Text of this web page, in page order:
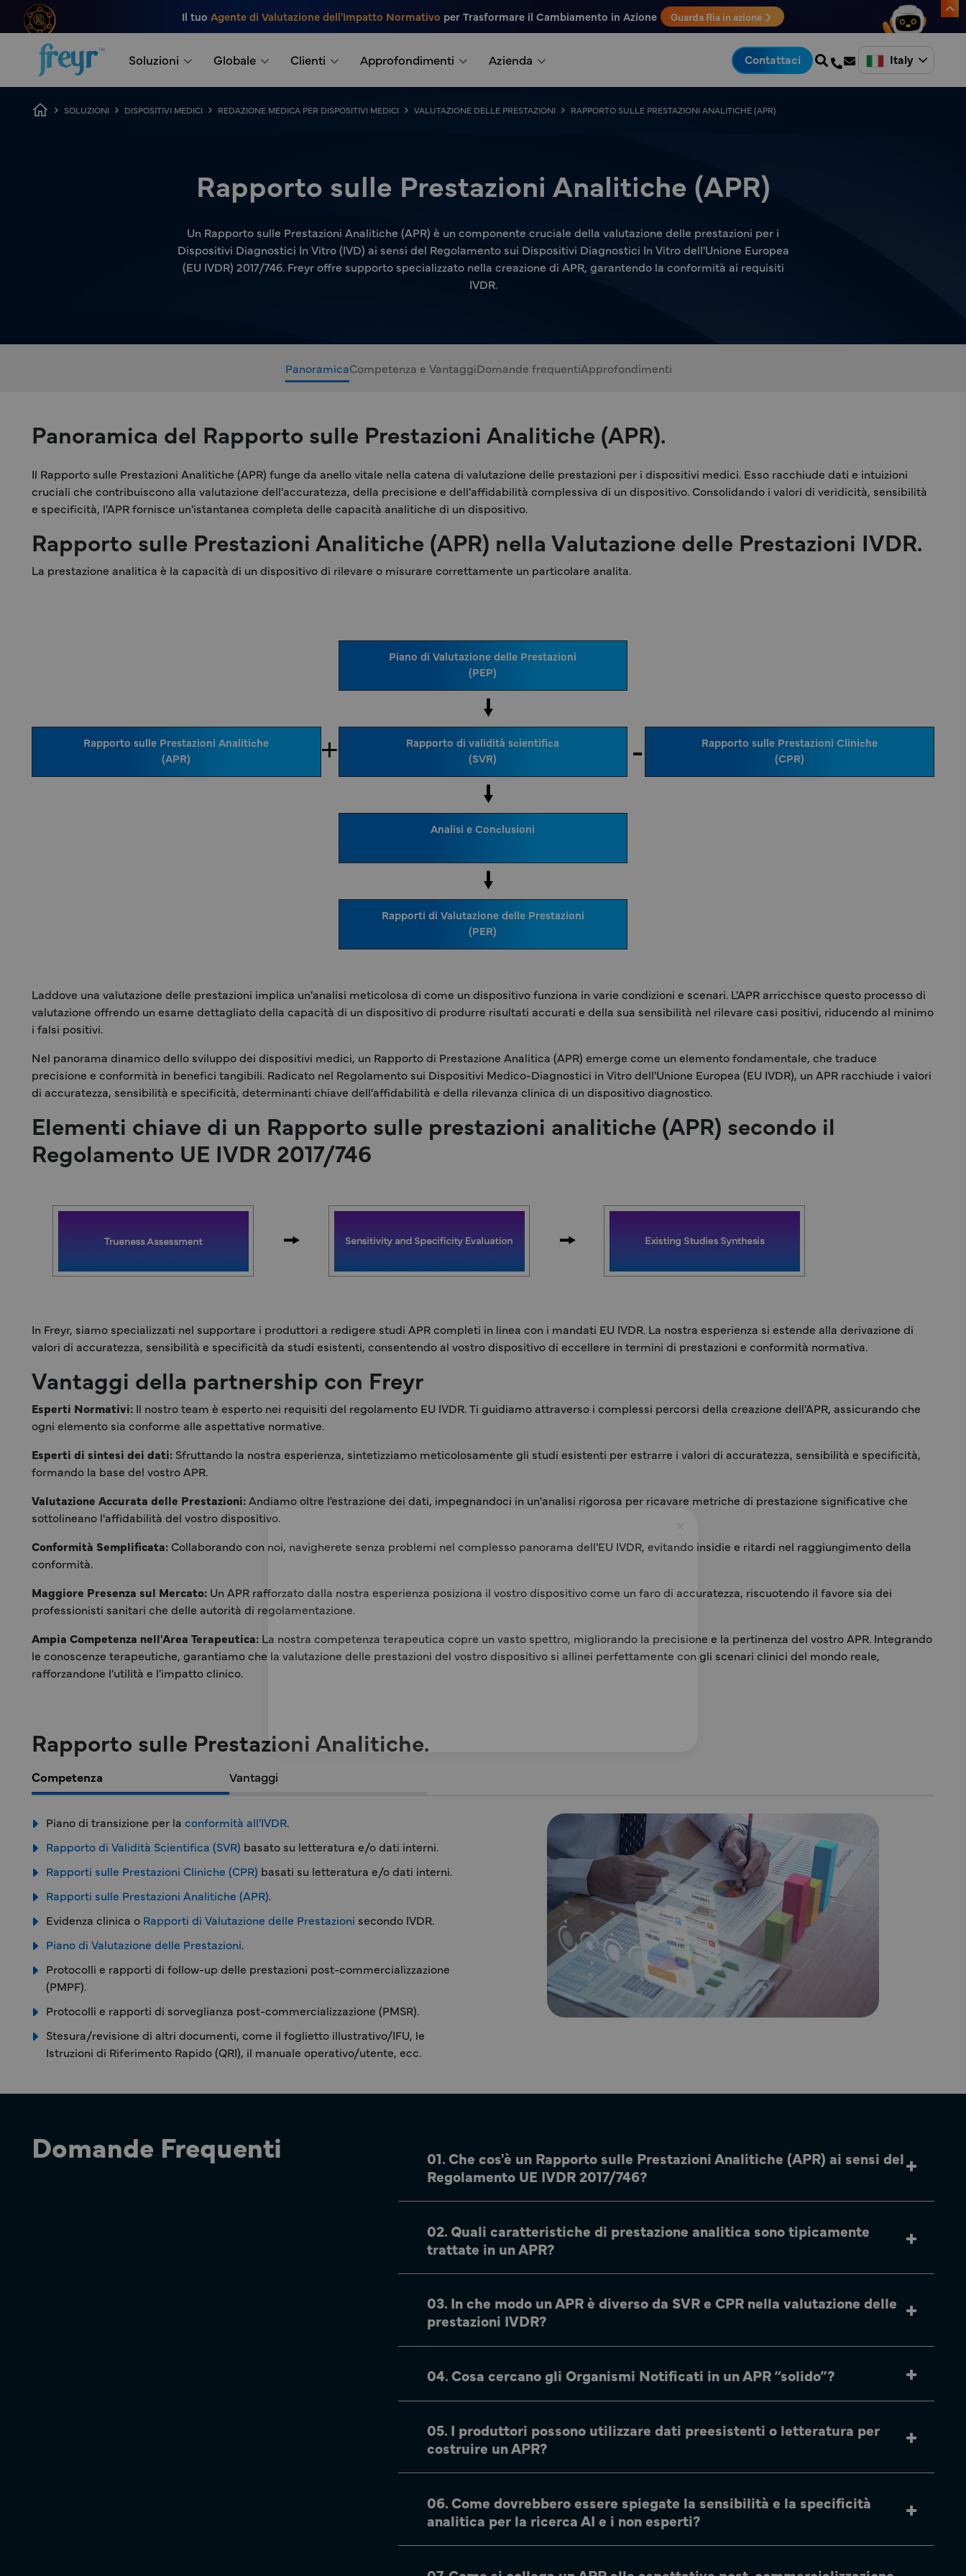
Salta al contenuto principale
Il tuo Agente di Valutazione dell'Impatto Normativo per Trasformare il Cambiamento in Azione Guarda Ria in azione
Soluzioni Globale Clienti Approfondimenti Azienda Contattaci Italy
Breadcrumb
SOLUZIONI DISPOSITIVI MEDICI REDAZIONE MEDICA PER DISPOSITIVI MEDICI VALUTAZIONE DELLE PRESTAZIONI RAPPORTO SULLE PRESTAZIONI ANALITICHE (APR)
Rapporto sulle Prestazioni Analitiche (APR)
Un Rapporto sulle Prestazioni Analitiche (APR) è un componente cruciale della valutazione delle prestazioni per i
Dispositivi Diagnostici In Vitro (IVD) ai sensi del Regolamento sui Dispositivi Diagnostici In Vitro dell'Unione Europea
(EU IVDR) 2017/746. Freyr offre supporto specializzato nella creazione di APR, garantendo la conformità ai requisiti
IVDR.
PanoramicaCompetenza e VantaggiDomande frequentiApprofondimenti
Panoramica del Rapporto sulle Prestazioni Analitiche (APR).
Il Rapporto sulle Prestazioni Analitiche (APR) funge da anello vitale nella catena di valutazione delle prestazioni per i dispositivi medici. Esso racchiude dati e intuizioni
cruciali che contribuiscono alla valutazione dell'accuratezza, della precisione e dell'affidabilità complessiva di un dispositivo. Consolidando i valori di veridicità, sensibilità
e specificità, l'APR fornisce un'istantanea completa delle capacità analitiche di un dispositivo.
Rapporto sulle Prestazioni Analitiche (APR) nella Valutazione delle Prestazioni IVDR.
La prestazione analitica è la capacità di un dispositivo di rilevare o misurare correttamente un particolare analita.
Piano di Valutazione delle Prestazioni
(PEP)
Rapporto sulle Prestazioni Analitiche
(APR)
Rapporto di validità scientifica
(SVR)
Rapporto sulle Prestazioni Cliniche
(CPR)
Analisi e Conclusioni
Rapporti di Valutazione delle Prestazioni
(PER)
Laddove una valutazione delle prestazioni implica un'analisi meticolosa di come un dispositivo funziona in varie condizioni e scenari. L'APR arricchisce questo processo di
valutazione offrendo un esame dettagliato della capacità di un dispositivo di produrre risultati accurati e della sua sensibilità nel rilevare casi positivi, riducendo al minimo
i falsi positivi.
Nel panorama dinamico dello sviluppo dei dispositivi medici, un Rapporto di Prestazione Analitica (APR) emerge come un elemento fondamentale, che traduce
precisione e conformità in benefici tangibili. Radicato nel Regolamento sui Dispositivi Medico-Diagnostici in Vitro dell'Unione Europea (EU IVDR), un APR racchiude i valori
di accuratezza, sensibilità e specificità, determinanti chiave dell'affidabilità e della rilevanza clinica di un dispositivo diagnostico.
Elementi chiave di un Rapporto sulle prestazioni analitiche (APR) secondo il
Regolamento UE IVDR 2017/746
In Freyr, siamo specializzati nel supportare i produttori a redigere studi APR completi in linea con i mandati EU IVDR. La nostra esperienza si estende alla derivazione di
valori di accuratezza, sensibilità e specificità da studi esistenti, consentendo al vostro dispositivo di eccellere in termini di prestazioni e conformità normativa.
Vantaggi della partnership con Freyr
Esperti Normativi: Il nostro team è esperto nei requisiti del regolamento EU IVDR. Ti guidiamo attraverso i complessi percorsi della creazione dell'APR, assicurando che
ogni elemento sia conforme alle aspettative normative.
Esperti di sintesi dei dati: Sfruttando la nostra esperienza, sintetizziamo meticolosamente gli studi esistenti per estrarre i valori di accuratezza, sensibilità e specificità,
formando la base del vostro APR.
Valutazione Accurata delle Prestazioni:Andiamo oltre l'estrazione dei dati, impegnandoci in un'analisi rigorosa per ricavare metriche di prestazione significative che
sottolineano l'affidabilità del vostro dispositivo.
Conformità Semplificata:Collaborando con noi, navigherete senza problemi nel complesso panorama dell'EU IVDR, evitando insidie e ritardi nel raggiungimento della
conformità.
Maggiore Presenza sul Mercato: Un APR rafforzato dalla nostra esperienza posiziona il vostro dispositivo come un faro di accuratezza, riscuotendo il favore sia dei
professionisti sanitari che delle autorità di regolamentazione.
Ampia Competenza nell'Area Terapeutica: La nostra competenza terapeutica copre un vasto spettro, migliorando la precisione e la pertinenza del vostro APR. Integrando
le conoscenze terapeutiche, garantiamo che la valutazione delle prestazioni del vostro dispositivo si allinei perfettamente con gli scenari clinici del mondo reale,
rafforzandone l'utilità e l'impatto clinico.
Rapporto sulle Prestazioni Analitiche.
Competenza Vantaggi
Piano di transizione per la conformità all'IVDR.
Rapporto di Validità Scientifica (SVR) basato su letteratura e/o dati interni.
Rapporti sulle Prestazioni Cliniche (CPR) basati su letteratura e/o dati interni.
Rapporti sulle Prestazioni Analitiche (APR).
Evidenza clinica o Rapporti di Valutazione delle Prestazioni secondo IVDR.
Piano di Valutazione delle Prestazioni.
Protocolli e rapporti di follow-up delle prestazioni post-commercializzazione
(PMPF).
Protocolli e rapporti di sorveglianza post-commercializzazione (PMSR).
Stesura/revisione di altri documenti, come il foglietto illustrativo/IFU, le
Istruzioni di Riferimento Rapido (QRI), il manuale operativo/utente, ecc.
Domande Frequenti
01. Che cos'è un Rapporto sulle Prestazioni Analitiche (APR) ai sensi del
Regolamento UE IVDR 2017/746?
02. Quali caratteristiche di prestazione analitica sono tipicamente
trattate in un APR?
03. In che modo un APR è diverso da SVR e CPR nella valutazione delle
prestazioni IVDR?
04. Cosa cercano gli Organismi Notificati in un APR “solido”?
05. I produttori possono utilizzare dati preesistenti o letteratura per
costruire un APR?
06. Come dovrebbero essere spiegate la sensibilità e la specificità
analitica per la ricerca AI e i non esperti?